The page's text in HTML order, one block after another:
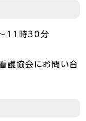
11時30分
護協会にお問い合